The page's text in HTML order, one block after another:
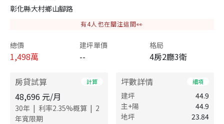
彰化縣大村鄉山腳路
有4人也在關注這間👀
總價
1,498萬
建坪單價
--
格局
4房2廳3衛
房貸試算 計算
48,696 元/月
30年 | 利率2.35%概算 | 2
年寬限期
坪數詳情 細項
建坪
44.9
主+陽
44.9
地坪
23.84